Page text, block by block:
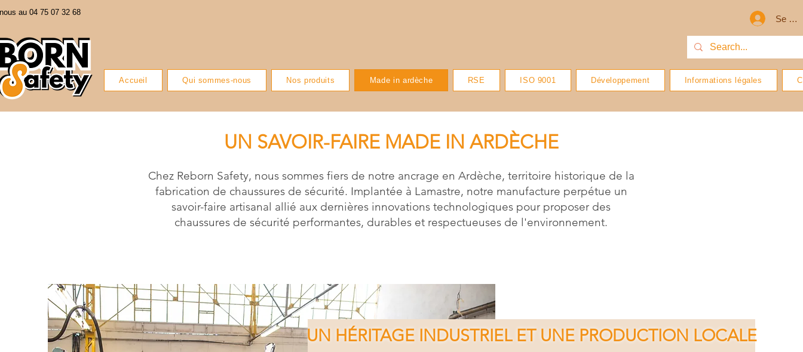
au 04 75 07 32 68
Se
Accueil Qui sommes-nous Nos produits Made in ardèche RSE ISO 9001 Développement Informations légales
UN SAVOIR-FAIRE MADE IN ARDÈCHE
Chez Reborn Safety, nous sommes fiers de notre ancrage en Ardèche, territoire historique de la
fabrication de chaussures de sécurité. Implantée à Lamastre, notre manufacture perpétue un
savoir-faire artisanal allié aux dernières innovations technologiques pour proposer des
chaussures de sécurité performantes, durables et respectueuses de l'environnement.
UN HÉRITAGE INDUSTRIEL ET UNE PRODUCTION LOCALE